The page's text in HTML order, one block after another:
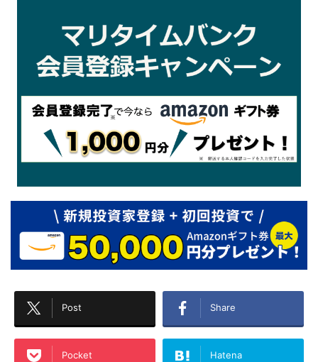
Post Share
Pocket Hatena